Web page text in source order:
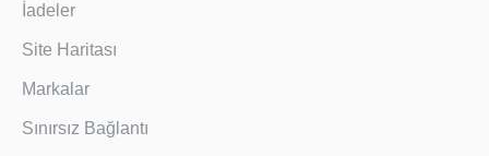
İadeler
Site Haritası
Markalar
Sınırsız Bağlantı